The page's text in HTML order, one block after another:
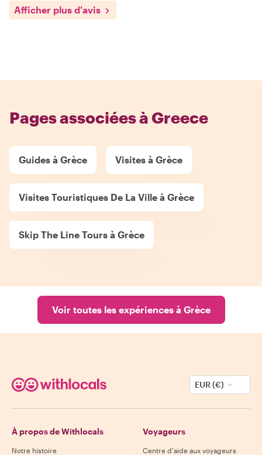
Afficher plus d'avis
Pages associées à Greece
Guides à Grèce Visites à Grèce
Visites Touristiques De La Ville à Grèce
Skip The Line Tours à Grèce
Voir toutes les expériences à Grèce
EUR (€)
À propos de Withlocals
Notre histoire
Voyageurs
Centre d'aide aux voyageurs